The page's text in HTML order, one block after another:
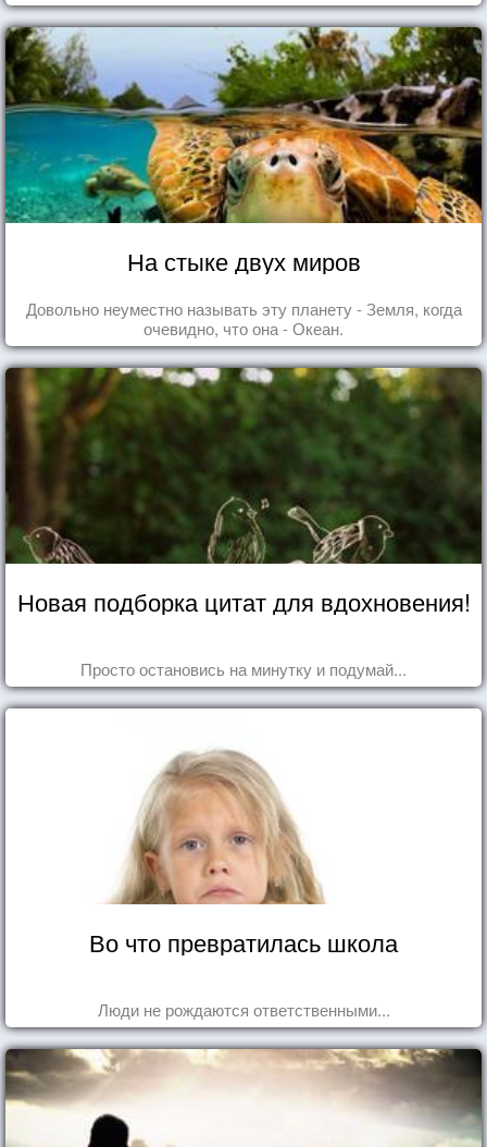
На стыке двух миров
Довольно неуместно называть эту планету - Земля, когда
очевидно, что она - Океан.
Новая подборка цитат для вдохновения!
Просто остановись на минутку и подумай...
Во что превратилась школа
Люди не рождаются ответственными...